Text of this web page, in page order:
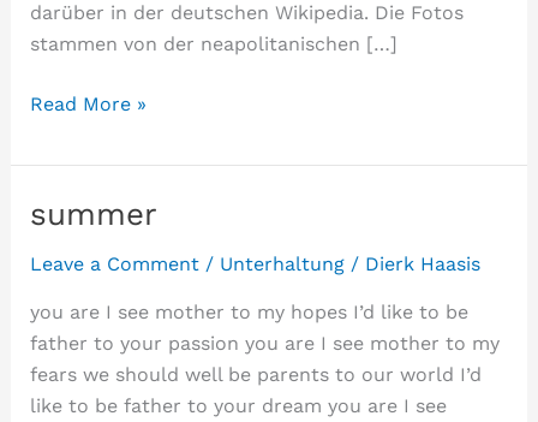
darüber in der deutschen Wikipedia. Die Fotos
stammen von der neapolitanischen […]
Neapolitanische
Read More »
summer
Leave a Comment / Unterhaltung/ Dierk Haasis
you are I see mother to my hopes I’d like to be
father to your passion you are I see mother to my
fears we should well be parents to our world I’d
like to be father to your dream you are I see